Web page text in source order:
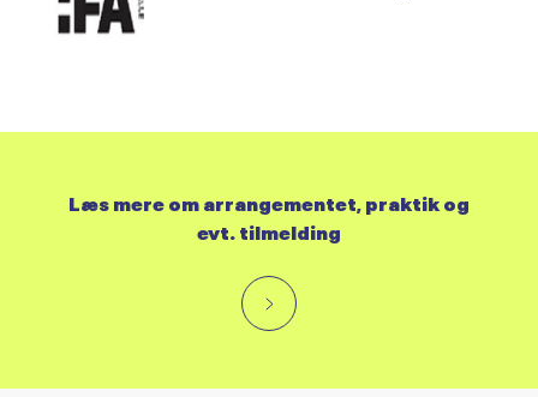
Læs mere om arrangementet, praktik og
evt. tilmelding